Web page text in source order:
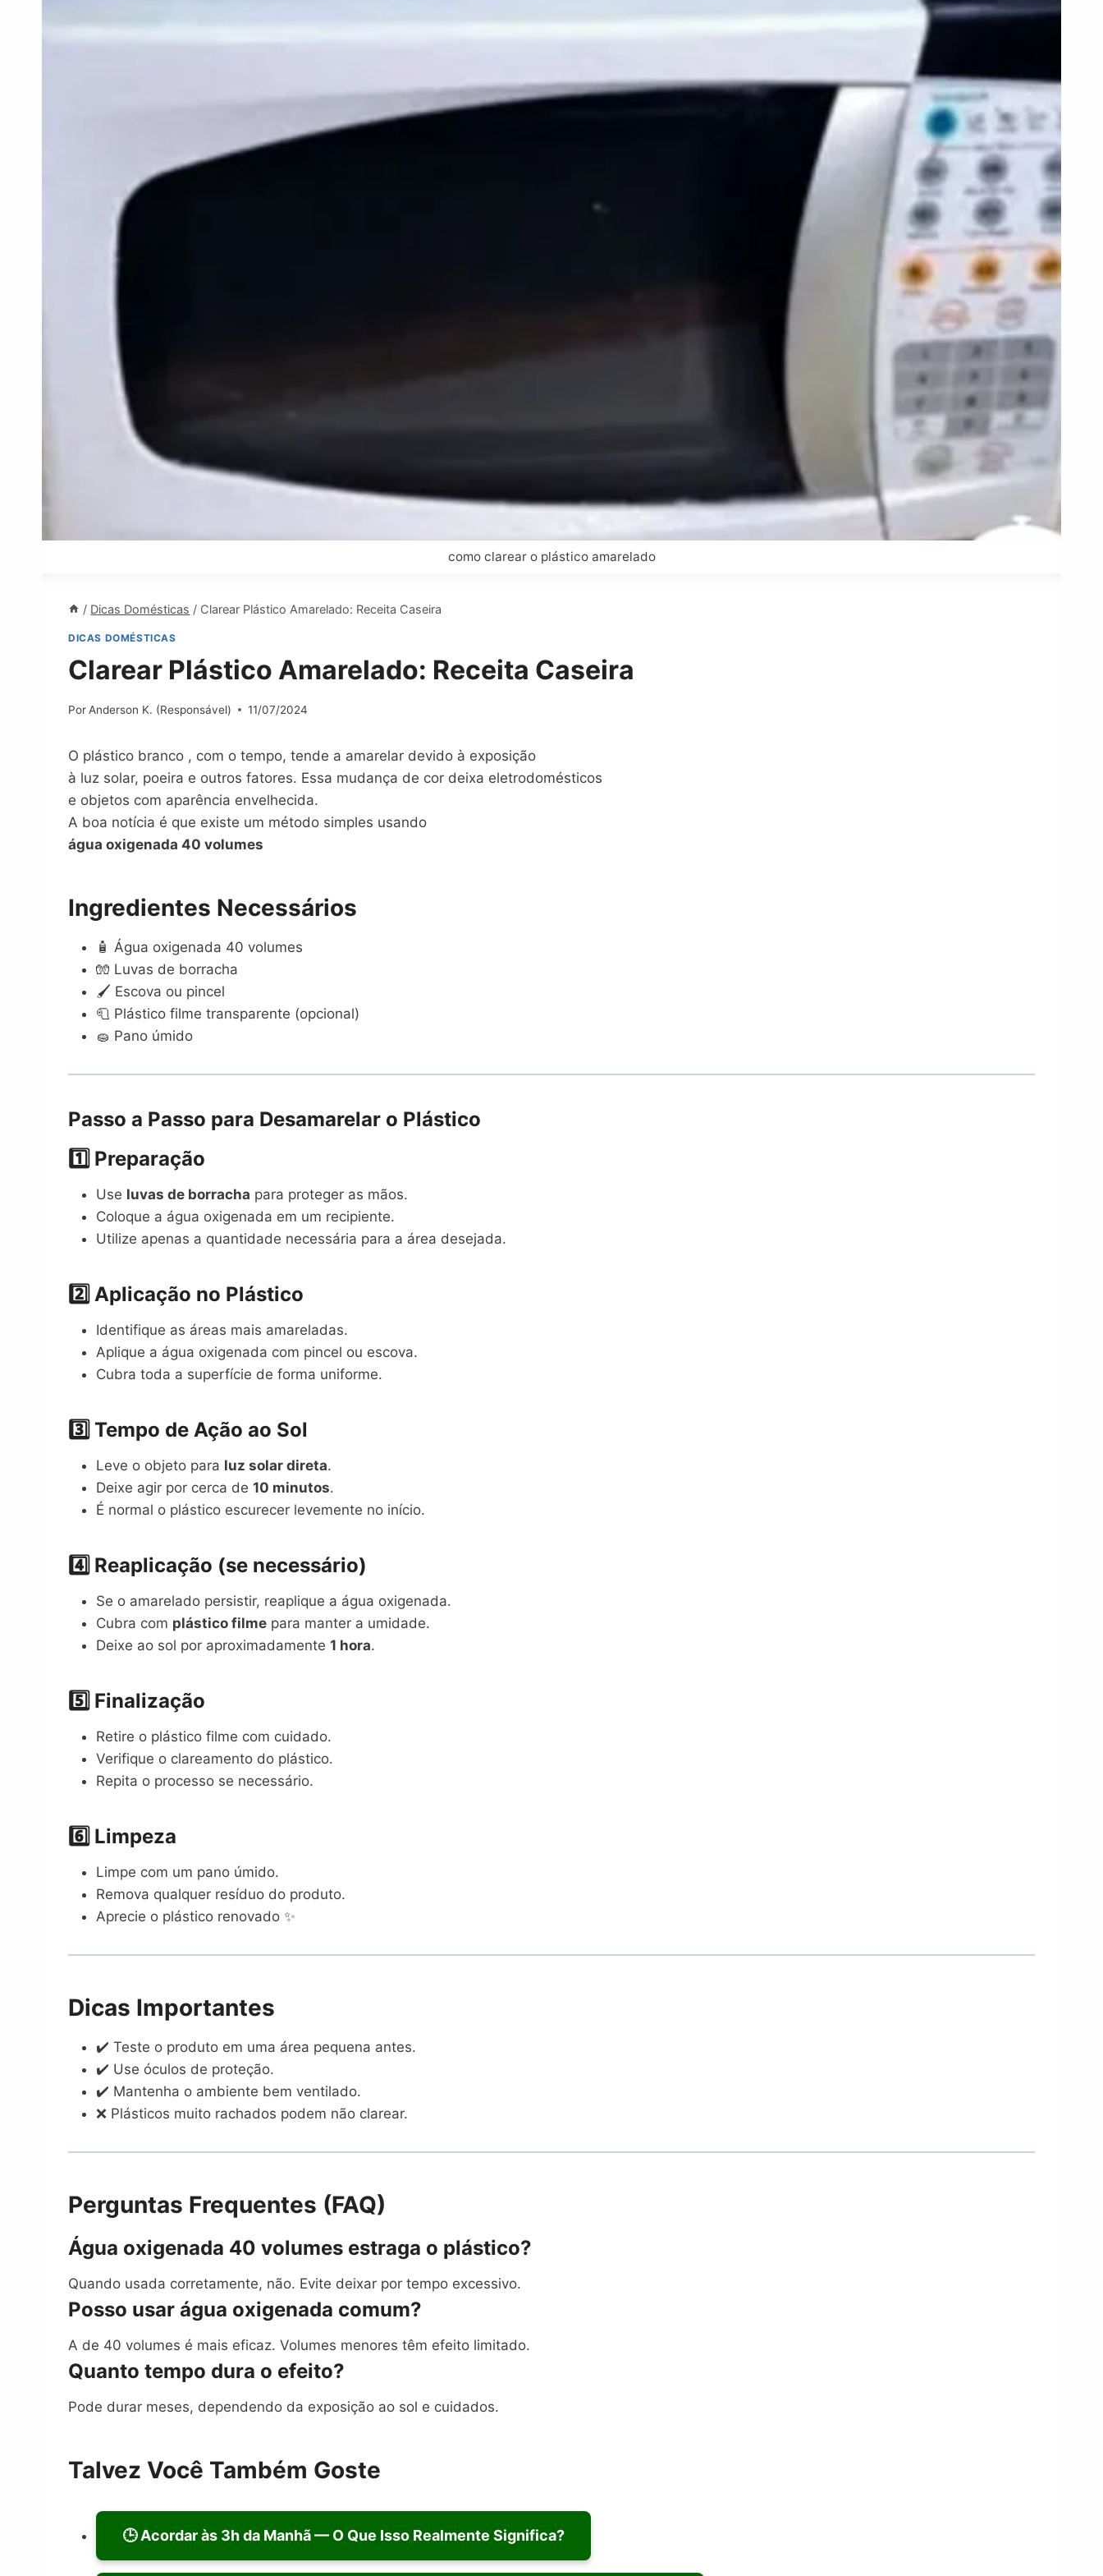
como clarear o plástico amarelado
/ Dicas Domésticas / Clarear Plástico Amarelado: Receita Caseira
DICAS DOMÉSTICAS
Clarear Plástico Amarelado: Receita Caseira
Por Anderson K. (Responsável) 11/07/2024
O plástico branco , com o tempo, tende a amarelar devido à exposição
à luz solar, poeira e outros fatores. Essa mudança de cor deixa eletrodomésticos
e objetos com aparência envelhecida.
A boa notícia é que existe um método simples usando
água oxigenada 40 volumes
Ingredientes Necessários
🧴 Água oxigenada 40 volumes
🧤 Luvas de borracha
🖌️ Escova ou pincel
🧻 Plástico filme transparente (opcional)
🧽 Pano úmido
Passo a Passo para Desamarelar o Plástico
1️⃣ Preparação
Use luvas de borracha para proteger as mãos.
Coloque a água oxigenada em um recipiente.
Utilize apenas a quantidade necessária para a área desejada.
2️⃣ Aplicação no Plástico
Identifique as áreas mais amareladas.
Aplique a água oxigenada com pincel ou escova.
Cubra toda a superfície de forma uniforme.
3️⃣ Tempo de Ação ao Sol
Leve o objeto para luz solar direta.
Deixe agir por cerca de 10 minutos.
É normal o plástico escurecer levemente no início.
4️⃣ Reaplicação (se necessário)
Se o amarelado persistir, reaplique a água oxigenada.
Cubra com plástico filme para manter a umidade.
Deixe ao sol por aproximadamente 1 hora.
5️⃣ Finalização
Retire o plástico filme com cuidado.
Verifique o clareamento do plástico.
Repita o processo se necessário.
6️⃣ Limpeza
Limpe com um pano úmido.
Remova qualquer resíduo do produto.
Aprecie o plástico renovado ✨
Dicas Importantes
✔️ Teste o produto em uma área pequena antes.
✔️ Use óculos de proteção.
✔️ Mantenha o ambiente bem ventilado.
❌ Plásticos muito rachados podem não clarear.
Perguntas Frequentes (FAQ)
Água oxigenada 40 volumes estraga o plástico?
Quando usada corretamente, não. Evite deixar por tempo excessivo.
Posso usar água oxigenada comum?
A de 40 volumes é mais eficaz. Volumes menores têm efeito limitado.
Quanto tempo dura o efeito?
Pode durar meses, dependendo da exposição ao sol e cuidados.
Talvez Você Também Goste
🕒 Acordar às 3h da Manhã — O Que Isso Realmente Significa?